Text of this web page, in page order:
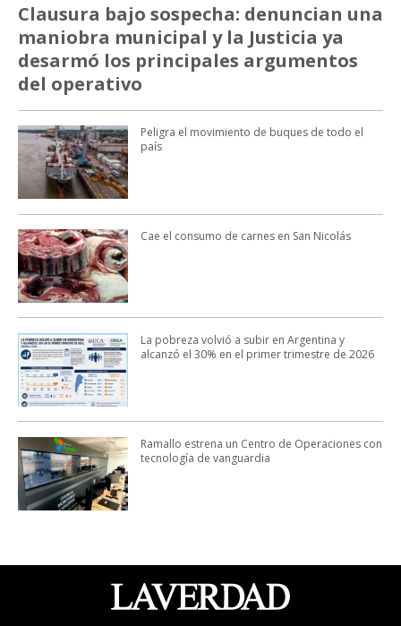
Clausura bajo sospecha: denuncian una
maniobra municipal y la Justicia ya
desarmó los principales argumentos
del operativo
Peligra el movimiento de buques de todo el
país
Cae el consumo de carnes en San Nicolás
La pobreza volvió a subir en Argentina y
alcanzó el 30% en el primer trimestre de 2026
Ramallo estrena un Centro de Operaciones con
tecnología de vanguardia